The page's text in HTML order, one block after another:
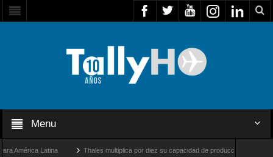
Menu
América Latina Thales multiplica por diez su capacidad de producción de radares